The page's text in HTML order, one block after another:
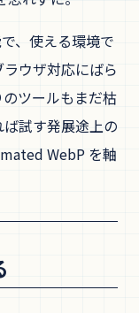
、使える環境で
ウザ対応にばら
ツールもまだ枯
試す発展途上の
WebP を軸